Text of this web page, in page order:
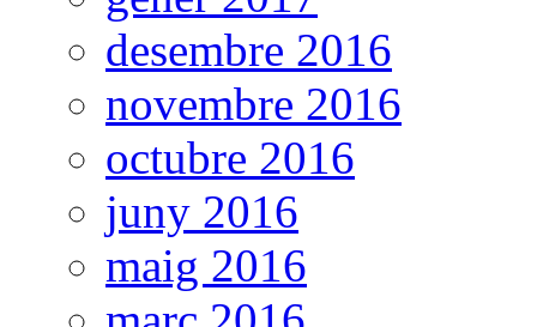
desembre 2016
novembre 2016
octubre 2016
juny 2016
maig 2016